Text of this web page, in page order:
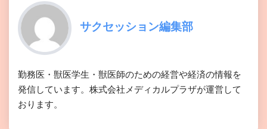
サクセッション編集部
勤務医・獣医学生・獣医師のための経営や経済の情報を
発信しています。株式会社メディカルプラザが運営して
おります。